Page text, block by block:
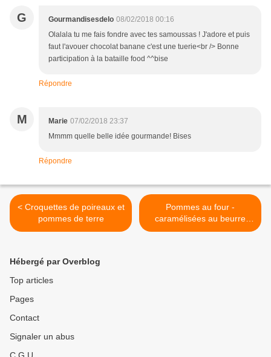
G Gourmandisesdelo 08/02/2018 00:16
Olalala tu me fais fondre avec tes samoussas ! J'adore et puis
faut l'avouer chocolat banane c'est une tuerie<br /> Bonne
participation à la bataille food ^^bise
Répondre
M Marie 07/02/2018 23:37
Mmmm quelle belle idée gourmande! Bises
Répondre
< Croquettes de poireaux et
pommes de terre
Pommes au four -
caramélisées au beurre
épicé >
Hébergé par Overblog
Top articles
Pages
Contact
Signaler un abus